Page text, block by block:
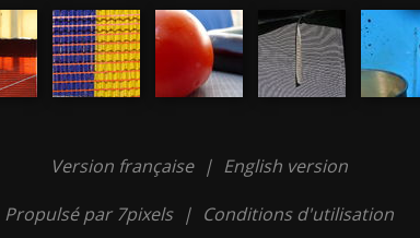
Version française | English version
Propulsé par 7pixels | Conditions d'utilisation